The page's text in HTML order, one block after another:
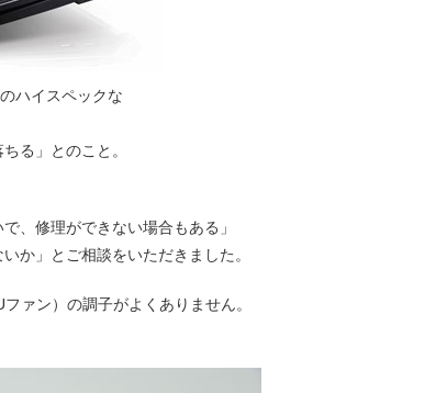
ハイスペックな
る」とのこと。
、修理ができない場合もある」
か」とご相談をいただきました。
ァン）の調子がよくありません。